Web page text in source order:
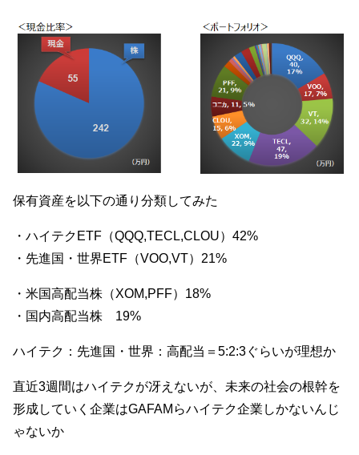
保有資産を以下の通り分類してみた
・ハイテクETF（QQQ,TECL,CLOU）42%
・先進国・世界ETF（VOO,VT）21%
・米国高配当株（XOM,PFF）18%
・国内高配当株 19%
ハイテク：先進国・世界：高配当＝5:2:3ぐらいが理想か
直近3週間はハイテクが冴えないが、未来の社会の根幹を
形成していく企業はGAFAMらハイテク企業しかないんじ
ゃないか